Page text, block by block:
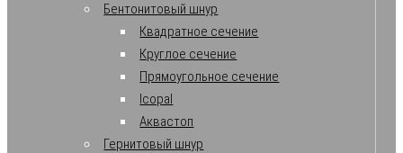
Бентонитовый шнур
Квадратное сечение
Круглое сечение
Прямоугольное сечение
Icopal
Аквастоп
Гернитовый шнур